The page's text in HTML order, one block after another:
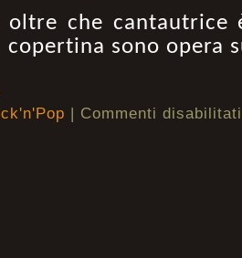
oltre che
sono opera
| Commenti disabilitati